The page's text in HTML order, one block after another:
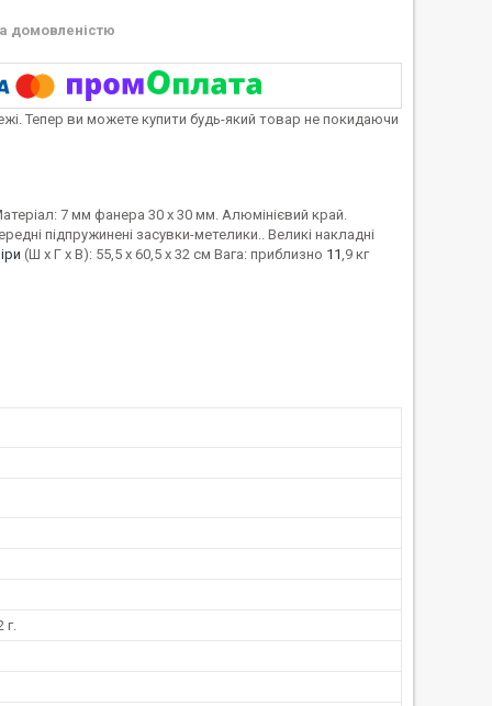
домовленістю
Тепер ви можете купити будь-який товар не покидаючи
7 мм фанера 30 x 30 мм. Алюмінієвий край.
підпружинені засувки-метелики.. Великі накладні
(Ш x Г x В): 55,5 x 60,5 x 32 см Вага: приблизно 11,9 кг
г.